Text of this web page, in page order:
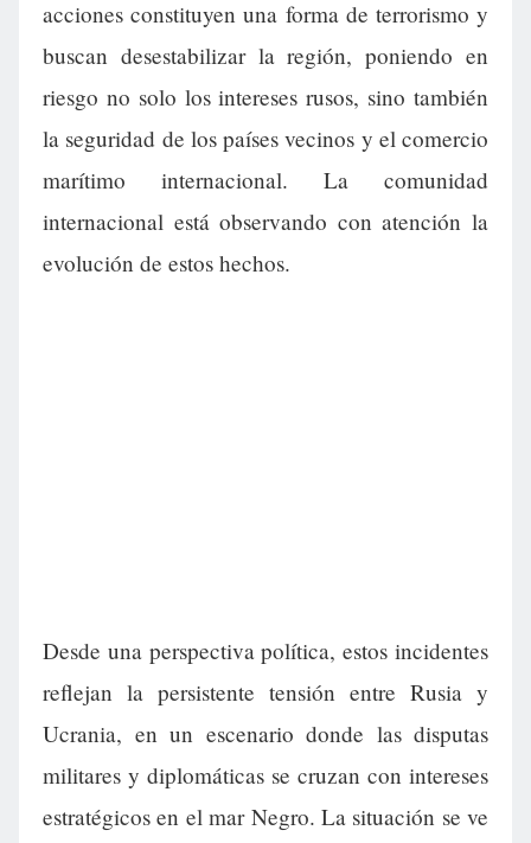
acciones constituyen una forma de terrorismo y
buscan desestabilizar la región, poniendo en
riesgo no solo los intereses rusos, sino también
la seguridad de los países vecinos y el comercio
marítimo internacional. La comunidad
internacional está observando con atención la
evolución de estos hechos.
Desde una perspectiva política, estos incidentes
reflejan la persistente tensión entre Rusia y
Ucrania, en un escenario donde las disputas
militares y diplomáticas se cruzan con intereses
estratégicos en el mar Negro. La situación se ve